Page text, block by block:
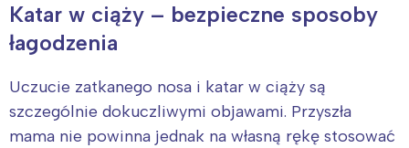
Katar w ciąży – bezpieczne sposoby
łagodzenia
Uczucie zatkanego nosa i katar w ciąży są
szczególnie dokuczliwymi objawami. Przyszła
mama nie powinna jednak na własną rękę stosować